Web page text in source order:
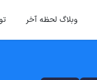
وبلاگ لحظه آخر